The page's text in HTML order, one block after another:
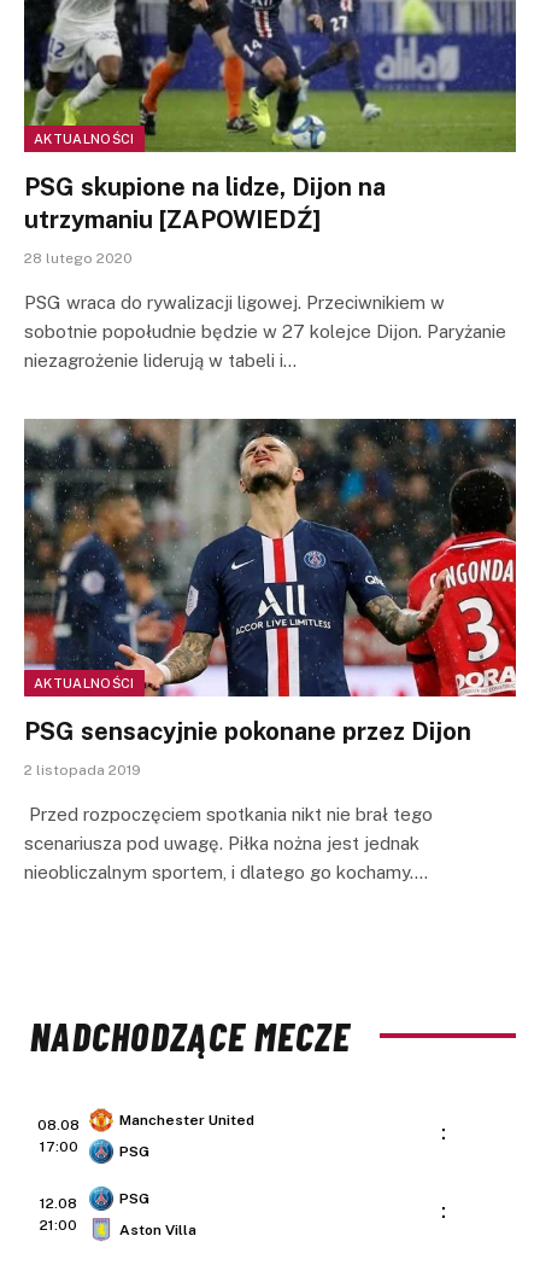
AKTUALNOŚCI
PSG skupione na lidze, Dijon na
utrzymaniu [ZAPOWIEDŹ]
28 lutego 2020
PSG wraca do rywalizacji ligowej. Przeciwnikiem w
sobotnie popołudnie będzie w 27 kolejce Dijon. Paryżanie
niezagrożenie liderują w tabeli i…
AKTUALNOŚCI
PSG sensacyjnie pokonane przez Dijon
2 listopada 2019
Przed rozpoczęciem spotkania nikt nie brał tego
scenariusza pod uwagę. Piłka nożna jest jednak
nieobliczalnym sportem, i dlatego go kochamy.…
NADCHODZĄCE MECZE
08.08
17:00
Manchester United
PSG
:
12.08
21:00
PSG
Aston Villa
: